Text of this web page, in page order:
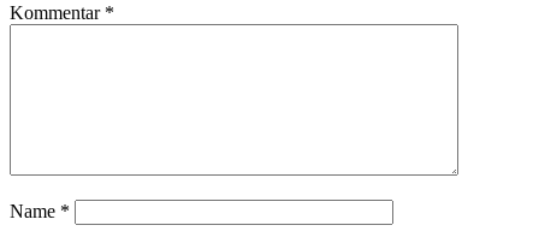
Kommentar *
Name *